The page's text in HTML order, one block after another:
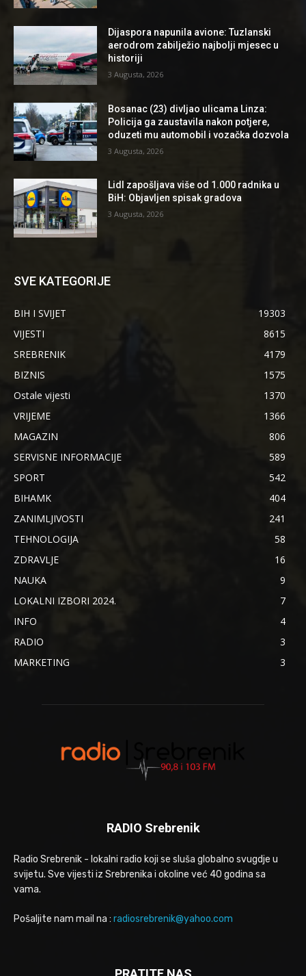
Dijaspora napunila avione: Tuzlanski
aerodrom zabilježio najbolji mjesec u
historiji
3 Augusta, 2026
Bosanac (23) divljao ulicama Linza:
Policija ga zaustavila nakon potjere,
oduzeti mu automobil i vozačka dozvola
3 Augusta, 2026
Lidl zapošljava više od 1.000 radnika u
BiH: Objavljen spisak gradova
3 Augusta, 2026
SVE KATEGORIJE
BIH I SVIJET
19303
VIJESTI
8615
SREBRENIK
4179
BIZNIS
1575
Ostale vijesti
1370
VRIJEME
1366
MAGAZIN
806
SERVISNE INFORMACIJE
589
SPORT
542
BIHAMK
404
ZANIMLJIVOSTI
241
TEHNOLOGIJA
58
ZDRAVLJE
16
NAUKA
9
LOKALNI IZBORI 2024.
7
INFO
4
RADIO
3
MARKETING
3
RADIO Srebrenik
Radio Srebrenik - lokalni radio koji se sluša globalno svugdje u
svijetu. Sve vijesti iz Srebrenika i okoline već 40 godina sa
vama.
Pošaljite nam mail na : radiosrebrenik@yahoo.com